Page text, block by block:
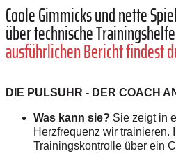
Coole Gimmicks und nette
über technische
ausführlichen Bericht findest
DIE PULSUHR - DER COACH
Was kann sie? Sie zeigt in
Herzfrequenz wir trainieren.
Trainingskontrolle über ein